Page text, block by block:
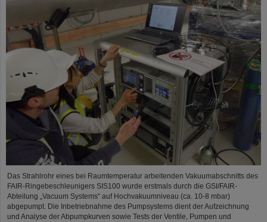
Das Strahlrohr eines bei Raumtemperatur arbeitenden Vakuumabschnitts des
FAIR-Ringebeschleunigers SIS100 wurde erstmals durch die GSI/FAIR-
Abteilung „Vacuum Systems“ auf Hochvakuumniveau (ca. 10-8 mbar)
abgepumpt. Die Inbetriebnahme des Pumpsystems dient der Aufzeichnung
und Analyse der Abpumpkurven sowie Tests der Ventile, Pumpen und